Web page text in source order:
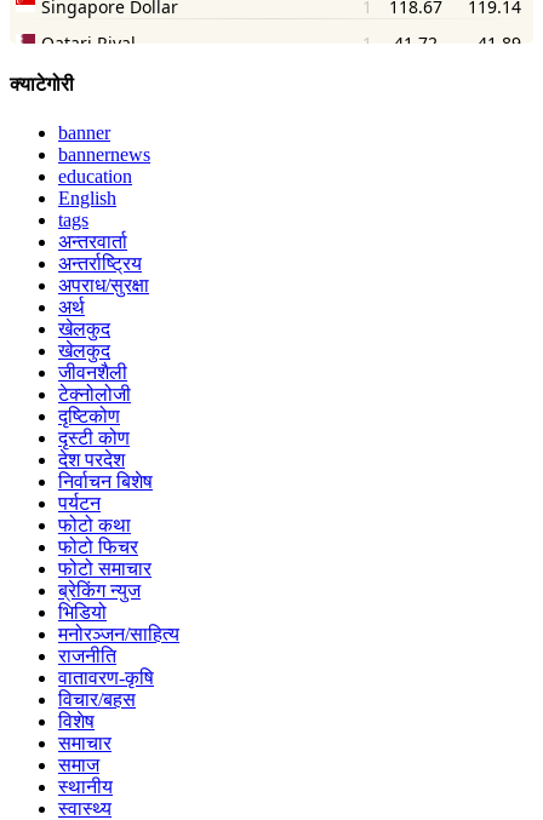
क्याटेगोरी
banner
bannernews
education
English
tags
अन्तरवार्ता
अन्तर्राष्ट्रिय
अपराध/सुरक्षा
अर्थ
खेलकुद
खेलकुद
जीवनशैली
टेक्नोलोजी
दृष्टिकोण
दृस्टी कोण
देश परदेश
निर्वाचन बिशेष
पर्यटन
फोटो कथा
फोटो फिचर
फोटो समाचार
ब्रेकिंग न्युज
भिडियो
मनोरञ्जन/साहित्य
राजनीति
वातावरण-कृषि
विचार/बहस
विशेष
समाचार
समाज
स्थानीय
स्वास्थ्य